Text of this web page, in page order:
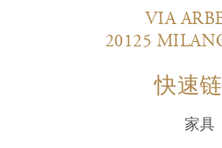
VIA
20125
快速
家具